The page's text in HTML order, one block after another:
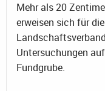
Mehr als 20
erweisen sich für
Untersuchungen
Fundgrube.